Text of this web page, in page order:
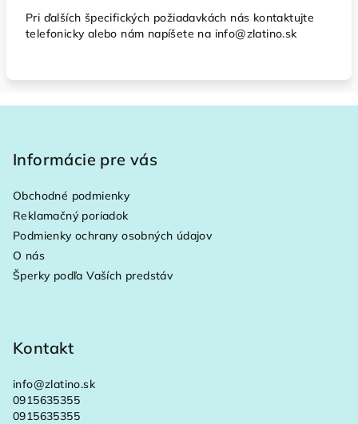
Pri ďalších špecifických požiadavkách nás kontaktujte
telefonicky alebo nám napíšete na info@zlatino.sk
Informácie pre vás
Obchodné podmienky
Reklamačný poriadok
Podmienky ochrany osobných údajov
O nás
Šperky podľa Vaších predstáv
Kontakt
info@zlatino.sk
0915635355
0915635355